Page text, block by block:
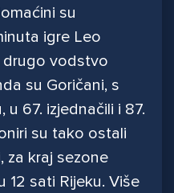
su
igre Leo
drugo vodstvo
su Goričani, s
u 67. izjednačili i 87.
su tako ostali
za kraj sezone
12 sati Rijeku. Više